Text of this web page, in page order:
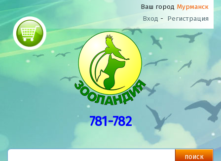
Ваш город Мурманск
Вход - Регистрация
781-782